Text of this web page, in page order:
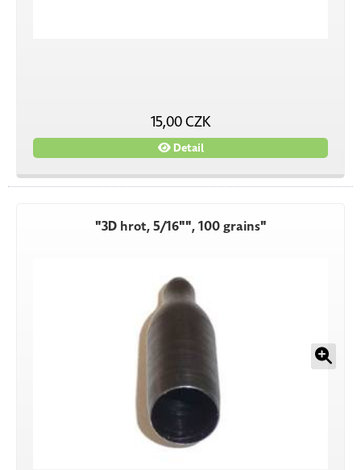
15,00 CZK
Detail
"3D hrot, 5/16"", 100 grains"